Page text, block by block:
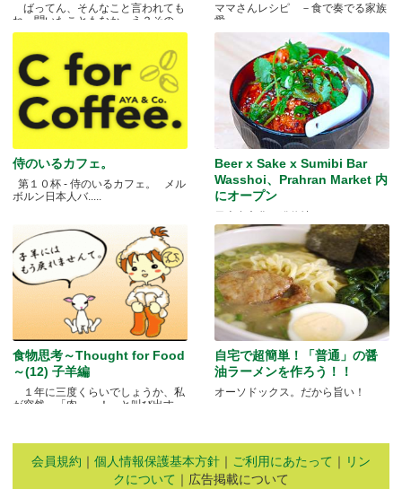
ばってん、そんなこと言われても
ね、聞いたこともなか。え？その
と.....
ママさんレシピ －食で奏でる家族
愛－
侍のいるカフェ。
第１０杯 - 侍のいるカフェ。 メル
ボルン日本人バ.....
Beer x Sake x Sumibi Bar
Wasshoi、Prahran Market 内
にオープン
日本食文化の発信地
食物思考～Thought for Food
～(12) 子羊編
１年に三度くらいでしょうか、私
が突然、「肉～っ！」と叫び出す
自宅で超簡単！「普通」の醤
油ラーメンを作ろう！！
オーソドックス。だから旨い！
会員規約 ｜ 個人情報保護基本方針 ｜ ご利用にあたって ｜ リン
クについて ｜広告掲載について